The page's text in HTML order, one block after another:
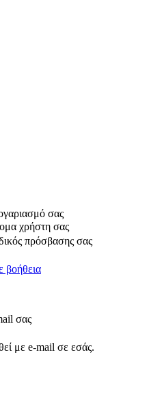
σας
χρήστη σας
πρόσβασης σας
βοήθεια
σας
με e-mail σε εσάς.